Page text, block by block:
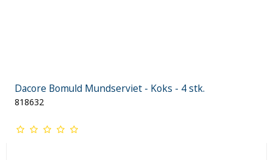
Dacore Bomuld Mundserviet - Koks - 4 stk.
818632